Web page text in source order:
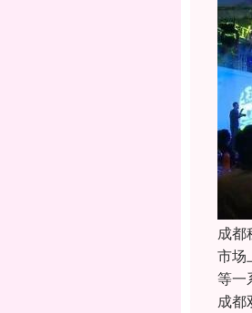
成都
市场
等一
成都